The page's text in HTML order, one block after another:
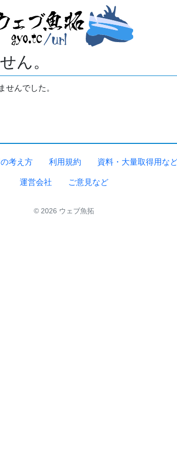
ん。
せんでした。
考え方 利用規約 資料・大量取得用な
運営会社 ご意見など
© 2026 ウェブ魚拓